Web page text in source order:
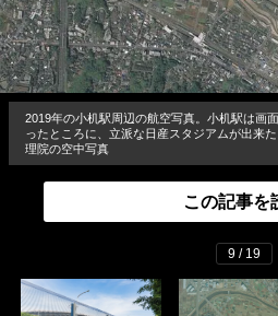
2019年の小机駅周辺の航空写真。小机駅は画
ったところに、立派な日産スタジアムが出来
理院の空中写真
この記事を
9 / 19